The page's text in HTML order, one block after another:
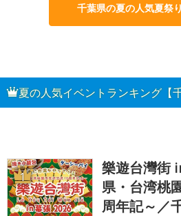
千葉県の夏の人気夏祭
夏の人気イベントランキング【
1
樂遊台灣街
県・台湾桃
周年記～／